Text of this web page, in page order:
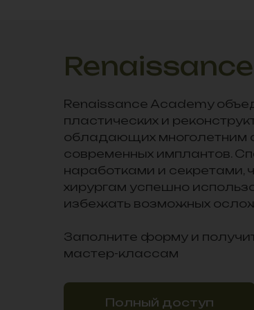
Renaissance Academy
пластических и
обладающих многолетним
современных имплантов.
наработками и секретами,
хирургам успешно
избежать возможных
Заполните форму и
мастер-классам
Полный доступ